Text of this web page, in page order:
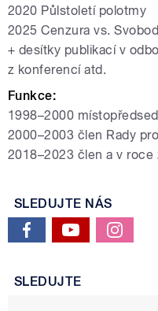
2020 Půlstoletí polotmy
2025 Cenzura vs.
+ desítky publikací v
z konferencí atd.
Funkce:
1998–2000
2000–2003 člen Rady
2018–2023 člen a v roce
SLEDUJTE NÁS
SLEDUJTE